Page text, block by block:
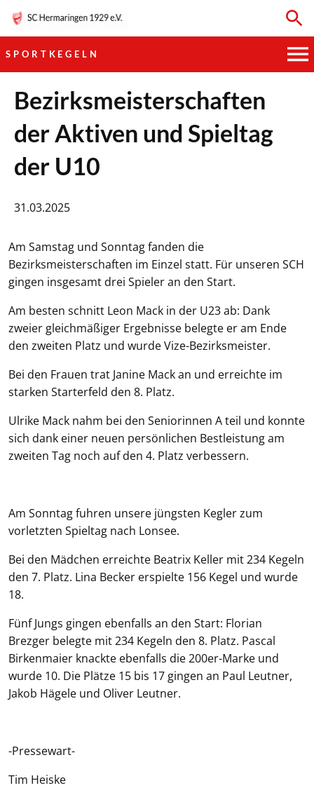
SPORTKEGELN
HAUPTVEREIN
SPORTKEGELN
FUSSBALL
Bezirksmeisterschaften
der Aktiven und Spieltag
der U10
31.03.2025
Am Samstag und Sonntag fanden die
Bezirksmeisterschaften im Einzel statt. Für unseren SCH
gingen insgesamt drei Spieler an den Start.
Am besten schnitt Leon Mack in der U23 ab: Dank
zweier gleichmäßiger Ergebnisse belegte er am Ende
den zweiten Platz und wurde Vize-Bezirksmeister.
Bei den Frauen trat Janine Mack an und erreichte im
starken Starterfeld den 8. Platz.
Ulrike Mack nahm bei den Seniorinnen A teil und konnte
sich dank einer neuen persönlichen Bestleistung am
zweiten Tag noch auf den 4. Platz verbessern.
Am Sonntag fuhren unsere jüngsten Kegler zum
vorletzten Spieltag nach Lonsee.
Bei den Mädchen erreichte Beatrix Keller mit 234 Kegeln
den 7. Platz. Lina Becker erspielte 156 Kegel und wurde
18.
Fünf Jungs gingen ebenfalls an den Start: Florian
Brezger belegte mit 234 Kegeln den 8. Platz. Pascal
Birkenmaier knackte ebenfalls die 200er-Marke und
wurde 10. Die Plätze 15 bis 17 gingen an Paul Leutner,
Jakob Hägele und Oliver Leutner.
-Pressewart-
Tim Heiske